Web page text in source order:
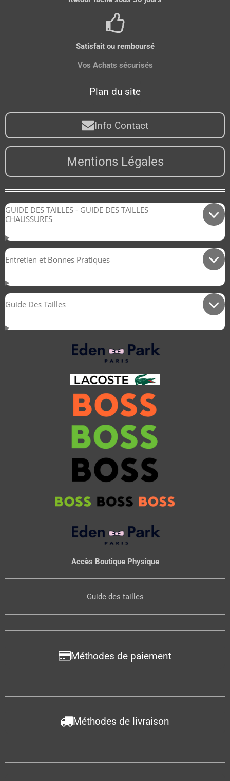
Satisfait ou remboursé
Vos Achats sécurisés
Plan du site
Info Contact
Mentions Légales
GUIDE DES TAILLES - GUIDE DES TAILLES
CHAUSSURES
Entretien et Bonnes Pratiques
Guide Des Tailles
Accès Boutique Physique
Guide des tailles
Méthodes de paiement
Méthodes de livraison